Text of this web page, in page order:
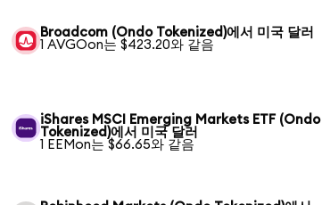
Broadcom (Ondo Tokenized)에서 미국 달러
1 AVGOon는 $423.20와 같음
iShares MSCI Emerging Markets ETF (Ondo
Tokenized)에서 미국 달러
1 EEMon는 $66.65와 같음